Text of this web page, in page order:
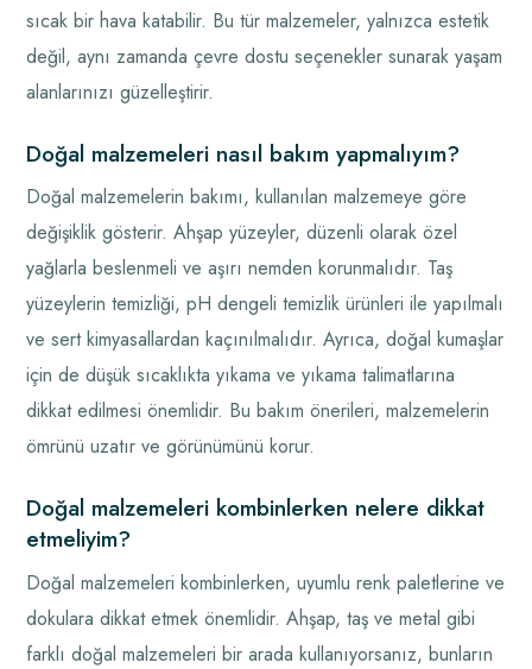
sıcak bir hava katabilir. Bu tür malzemeler, yalnızca estetik
değil, aynı zamanda çevre dostu seçenekler sunarak yaşam
alanlarınızı güzelleştirir.
Doğal malzemeleri nasıl bakım yapmalıyım?
Doğal malzemelerin bakımı, kullanılan malzemeye göre
değişiklik gösterir. Ahşap yüzeyler, düzenli olarak özel
yağlarla beslenmeli ve aşırı nemden korunmalıdır. Taş
yüzeylerin temizliği, pH dengeli temizlik ürünleri ile yapılmalı
ve sert kimyasallardan kaçınılmalıdır. Ayrıca, doğal kumaşlar
için de düşük sıcaklıkta yıkama ve yıkama talimatlarına
dikkat edilmesi önemlidir. Bu bakım önerileri, malzemelerin
ömrünü uzatır ve görünümünü korur.
Doğal malzemeleri kombinlerken nelere dikkat
etmeliyim?
Doğal malzemeleri kombinlerken, uyumlu renk paletlerine ve
dokulara dikkat etmek önemlidir. Ahşap, taş ve metal gibi
farklı doğal malzemeleri bir arada kullanıyorsanız, bunların